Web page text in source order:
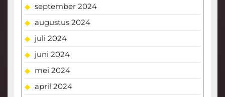
september 2024
augustus 2024
juli 2024
juni 2024
mei 2024
april 2024